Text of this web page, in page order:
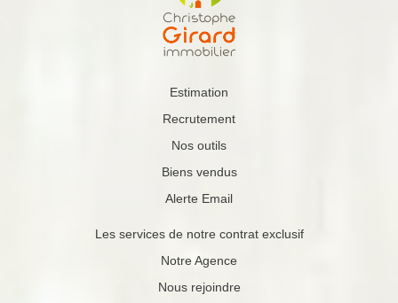
Estimation
Recrutement
Nos outils
Biens vendus
Alerte Email
Les services de notre contrat exclusif
Notre Agence
Nous rejoindre